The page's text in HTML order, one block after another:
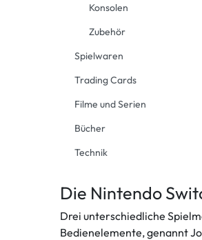
Konsolen
Zubehör
Spielwaren
Trading Cards
Filme und Serien
Bücher
Technik
Die Nintendo
Drei unterschiedliche
Bedienelemente, genannt